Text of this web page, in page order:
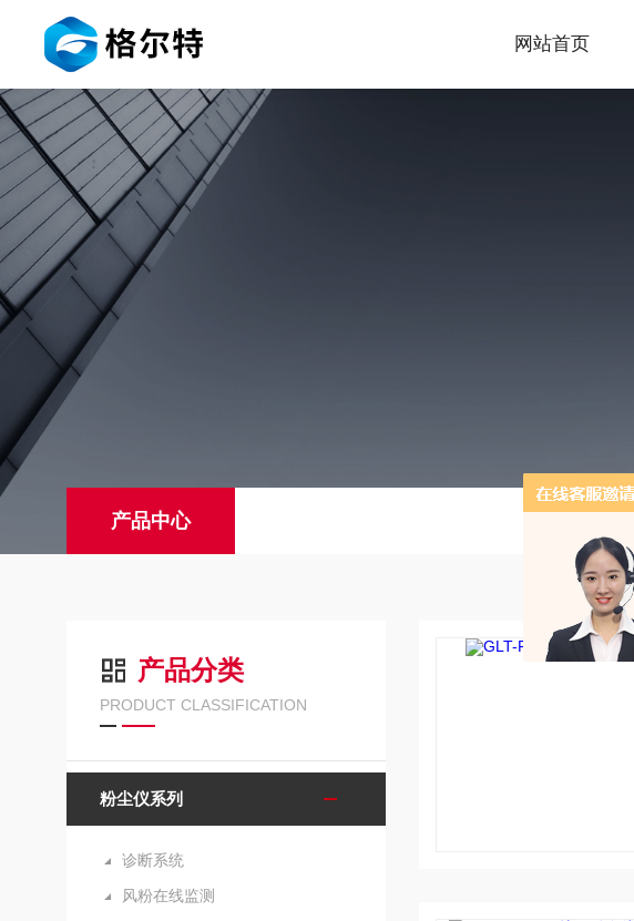
网站首页
产品中心
产品分类
PRODUCT CLASSIFICATION
粉尘仪系列
诊断系统
风粉在线监测